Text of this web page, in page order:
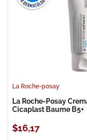
La Roche-posay
La Roche-Posay
Cicaplast Baume B5+
$16,17